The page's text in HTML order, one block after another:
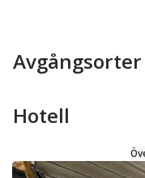
Avgångsorter
Hotell